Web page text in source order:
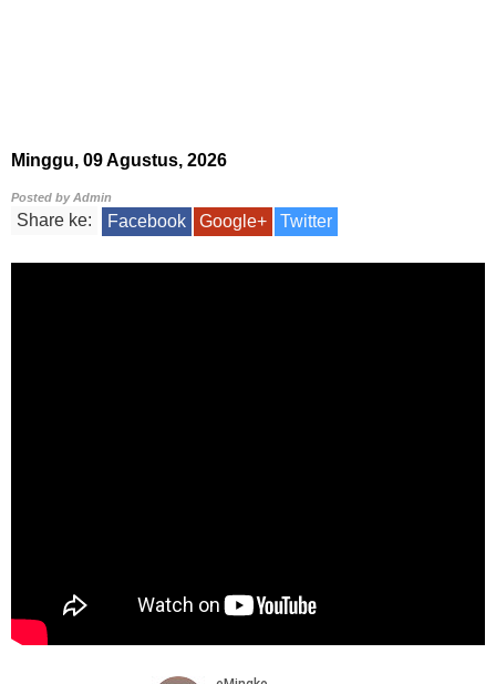
Minggu, 09 Agustus, 2026
Posted byAdmin
Share ke: Facebook Google+ Twitter